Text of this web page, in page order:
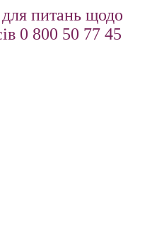
для питань щодо
0 800 50 77 45